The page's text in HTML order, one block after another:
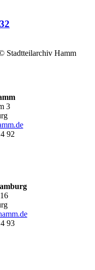
Stadtteilarchiv Hamm
3
92
93